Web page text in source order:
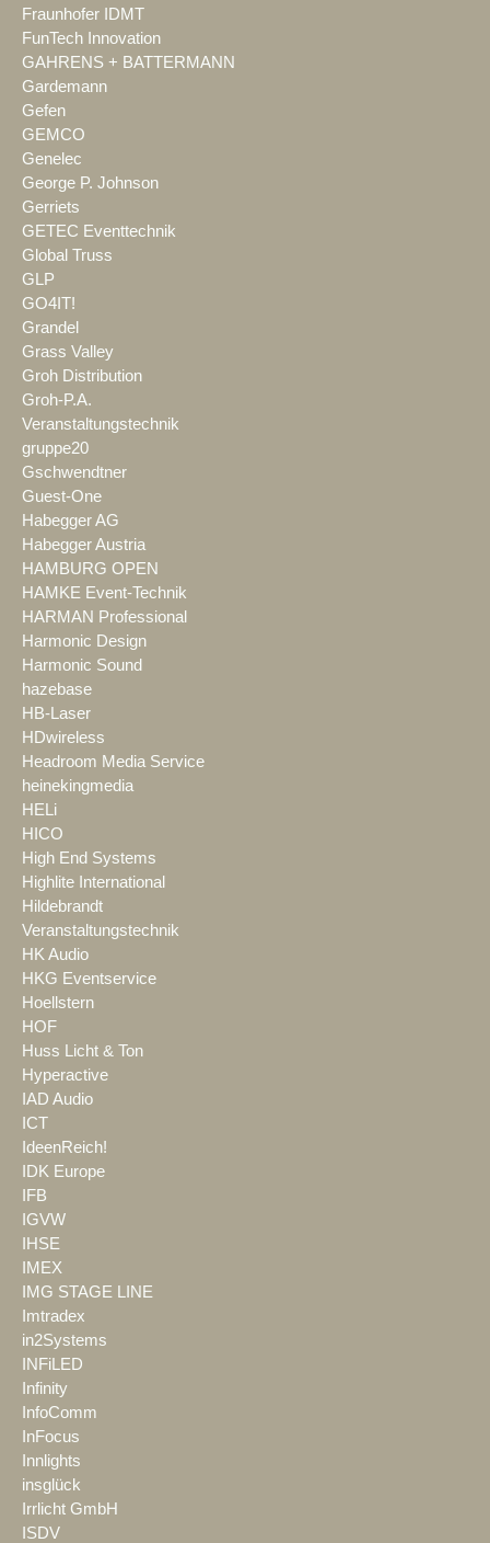
Fraunhofer IDMT
FunTech Innovation
GAHRENS + BATTERMANN
Gardemann
Gefen
GEMCO
Genelec
George P. Johnson
Gerriets
GETEC Eventtechnik
Global Truss
GLP
GO4IT!
Grandel
Grass Valley
Groh Distribution
Groh-P.A.
Veranstaltungstechnik
gruppe20
Gschwendtner
Guest-One
Habegger AG
Habegger Austria
HAMBURG OPEN
HAMKE Event-Technik
HARMAN Professional
Harmonic Design
Harmonic Sound
hazebase
HB-Laser
HDwireless
Headroom Media Service
heinekingmedia
HELi
HICO
High End Systems
Highlite International
Hildebrandt
Veranstaltungstechnik
HK Audio
HKG Eventservice
Hoellstern
HOF
Huss Licht & Ton
Hyperactive
IAD Audio
ICT
IdeenReich!
IDK Europe
IFB
IGVW
IHSE
IMEX
IMG STAGE LINE
Imtradex
in2Systems
INFiLED
Infinity
InfoComm
InFocus
Innlights
insglück
Irrlicht GmbH
ISDV